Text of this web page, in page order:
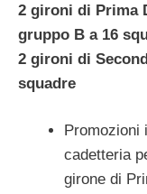
2 gironi di Prima
gruppo B a 16
2 gironi di
squadre
Promozioni
cadetteria
girone di